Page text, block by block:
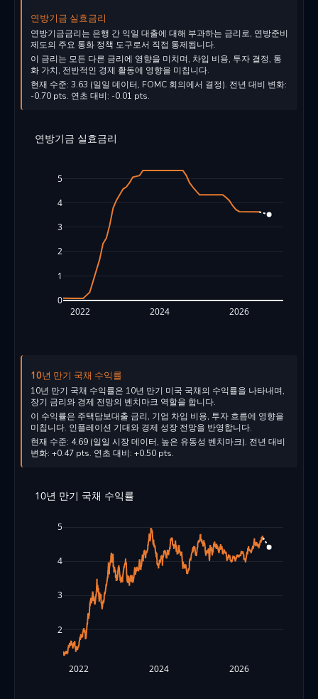
연방기금 실효금리
연방기금금리는 은행 간 익일 대출에 대해 부과하는 금리로, 연방준비
제도의 주요 통화 정책 도구로서 직접 통제됩니다.
이 금리는 모든 다른 금리에 영향을 미치며, 차입 비용, 투자 결정, 통
화 가치, 전반적인 경제 활동에 영향을 미칩니다.
현재 수준: 3.63 (일일 데이터, FOMC 회의에서 결정). 전년 대비 변화:
-0.70 pts. 연초 대비: -0.01 pts.
2022 2024 2026
0
1
2
3
4
5
연방기금 실효금리
10년 만기 국채 수익률
10년 만기 국채 수익률은 10년 만기 미국 국채의 수익률을 나타내며,
장기 금리와 경제 전망의 벤치마크 역할을 합니다.
이 수익률은 주택담보대출 금리, 기업 차입 비용, 투자 흐름에 영향을
미칩니다. 인플레이션 기대와 경제 성장 전망을 반영합니다.
현재 수준: 4.69 (일일 시장 데이터, 높은 유동성 벤치마크). 전년 대비
변화: +0.47 pts. 연초 대비: +0.50 pts.
2022 2024 2026
2
3
4
5
10년 만기 국채 수익률